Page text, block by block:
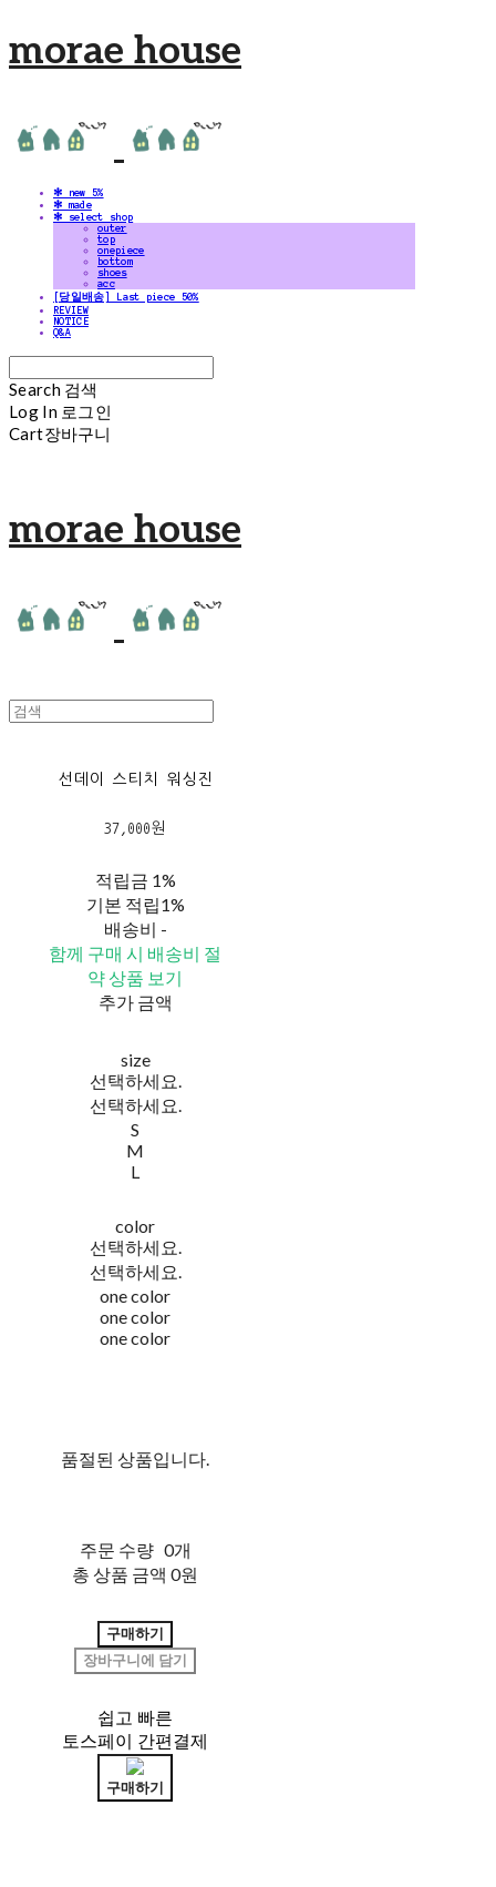
morae house
✻ new 5%
✻ made
✻ select shop
outer
top
onepiece
bottom
shoes
acc
[당일배송] Last piece 50%
REVIEW
NOTICE
Q&A
Search 검색
Log In 로그인
Cart장바구니
morae house
선데이 스티치 워싱진
37,000원
적립금 1%
기본 적립1%
배송비 -
함께 구매 시 배송비 절
약 상품 보기
추가 금액
size
선택하세요.
선택하세요.
S
M
L
color
선택하세요.
선택하세요.
one color
one color
one color
품절된 상품입니다.
주문 수량 0개
총 상품 금액 0원
구매하기
장바구니에 담기
쉽고 빠른
토스페이 간편결제
구매하기